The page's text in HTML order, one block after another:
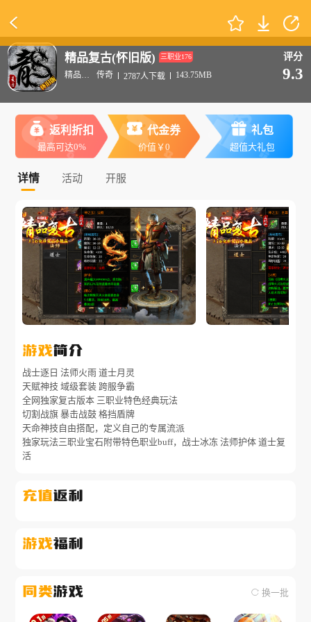
精品复古(怀旧版) 三职业176
精品推荐 传奇 2787人下载 143.75MB
评分
9.3
返利折扣
最高可达0%
代金券
价值￥0
礼包
超值大礼包
详情 活动 开服
游戏简介
战士逐日 法师火雨 道士月灵
天赋神技 域级套装 跨服争霸
全网独家复古版本 三职业特色经典玩法
切割战旗 暴击战鼓 格挡盾牌
天命神技自由搭配，定义自己的专属流派
独家玩法三职业宝石附带特色职业buff，战士冰冻 法师护体 道士复
活
充值返利
游戏福利
同类游戏 换一批